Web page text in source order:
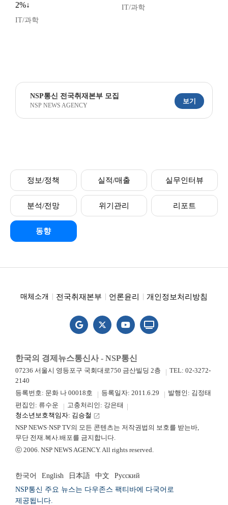
2%↓
IT/과학
IT/과학
NSP통신 전국취재본부 모집
NSP NEWS AGENCY
보기
정보/정책 실적/매출 실무인터뷰
분석/전망 위기관리 리포트
동향
매체소개 전국취재본부 언론윤리 개인정보처리방침
한국의 경제뉴스통신사 - NSP통신
07236 서울시 영등포구 국회대로750 금산빌딩 2층
TEL: 02-3272-
2140
등록번호: 문화 나 00018호
등록일자: 2011.6.29
발행인: 김정태
편집인: 류수운
고충처리인: 강은태
청소년보호책임자: 김승철 launch
NSP NEWS·NSP TV의 모든 콘텐츠는 저작권법의 보호를 받는바,
무단 전재.복사.배포를 금지합니다.
ⓒ 2006. NSP NEWS AGENCY. All rights reserved.
한국어 English 日本語 中文
Русский
NSP통신 주요 뉴스는 다우존스 팩티바에 다국어로
제공됩니다.